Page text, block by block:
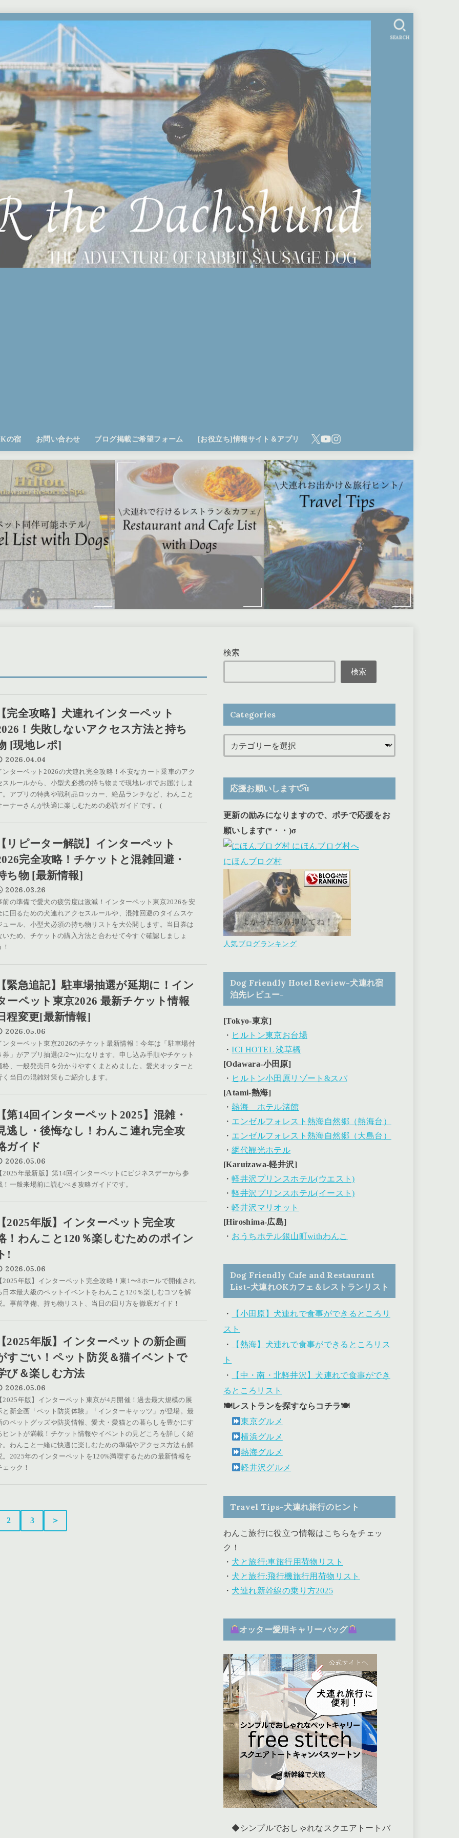
の宿 お問い合わせ ブログ掲載ご希望フォーム [お役立ち]情報サイト＆アプリ
SEARCH
完全攻略】犬連れインターペット
！失敗しないアクセス方法と持ち
[現地レポ]
2026.04.04
ンターペット2026の犬連れ完全攻略！不安なカート乗車のアク
スルールから、小型犬必携の持ち物まで現地レポでお届けしま
。アプリの特典や戦利品ロッカー、絶品ランチなど、わんこと
ーナーさんが快適に楽しむための必読ガイドです。(
リピーター解説】インターペット
完全攻略！チケットと混雑回避・
ち物 [最新情報]
2026.03.26
前の準備で愛犬の疲労度は激減！インターペット東京2026を安
に回るための犬連れアクセスルールや、混雑回避のタイムスケ
ュール、小型犬必須の持ち物リストを大公開します。当日券は
いため、チケットの購入方法と合わせて今すぐ確認しましょ
緊急追記】駐車場抽選が延期に！イン
ーペット東京2026 最新チケット情報
程変更[最新情報]
2026.05.06
ンターペット東京2026のチケット最新情報！今年は「駐車場付
券」がアプリ抽選(2/2〜)になります。申し込み手順やチケット
格、一般発売日を分かりやすくまとめました。愛犬オッターと
く当日の混雑対策もご紹介します。
第14回インターペット2025】混雑・
逃し・後悔なし！わんこ連れ完全攻
ガイド
2026.05.06
2025年最新版】第14回インターペットにビジネスデーから参
！一般来場前に読むべき攻略ガイドです。
2025年版】インターペット完全攻
！わんこと120％楽しむためのポイン
!
2026.05.06
2025年版】インターペット完全攻略！東1〜8ホールで開催され
日本最大級のペットイベントをわんこと120％楽しむコツを解
。事前準備、持ち物リスト、当日の回り方を徹底ガイド！
2025年版】インターペットの新企画
すごい！ペット防災＆猫イベントで
び＆楽しむ方法
2026.05.06
2025年版】インターペット東京が4月開催！過去最大規模の展
と新企画「ペット防災体験」「インターキャッツ」が登場。最
のペットグッズや防災情報、愛犬・愛猫との暮らしを豊かにす
ヒントが満載！チケット情報やイベントの見どころを詳しく紹
。わんこと一緒に快適に楽しむための準備やアクセス方法も解
。2025年のインターペットを120%満喫するための最新情報を
ェック！
2 3 ＞
検索
検索
Categories
応援お願いします੯‧̀͡u
更新の励みになりますので、ポチで応援をお
願いします(*・・)σ
にほんブログ村
人気ブログランキング
Dog Friendly Hotel Review-犬連れ宿
泊先レビュー-
[Tokyo-東京]
・ ヒルトン東京お台場
・ICI HOTEL 浅草橋
[Odawara-小田原]
・ ヒルトン小田原リゾート&スパ
[Atami-熱海]
・熱海 ホテル渚館
・ エンゼルフォレスト熱海自然郷（熱海台）
・ エンゼルフォレスト熱海自然郷（大島台）
・網代観光ホテル
[Karuizawa-軽井沢]
・軽井沢プリンスホテル(ウエスト)
・軽井沢プリンスホテル(イースト)
・軽井沢マリオット
[Hiroshima-広島]
・ おうちホテル銀山町withわんこ
Dog Friendly Cafe and Restaurant
List-犬連れOKカフェ＆レストランリスト
・
【小田原】犬連れで食事ができるところリ
スト
・
【熱海】犬連れで食事ができるところリス
ト
・
【中・南・北軽井沢】犬連れで食事ができ
るところリスト
🍽レストランを探すならコチラ🍽
東京グルメ
横浜グルメ
熱海グルメ
軽井沢グルメ
Travel Tips-犬連れ旅行のヒント
わんこ旅行に役立つ情報はこちらをチェッ
ク！
・ 犬と旅行:車旅行用荷物リスト
・ 犬と旅行:飛行機旅行用荷物リスト
・ 犬連れ新幹線の乗り方2025
オッター愛用キャリーバッグ
◆シンプルでおしゃれなスクエアトートバ